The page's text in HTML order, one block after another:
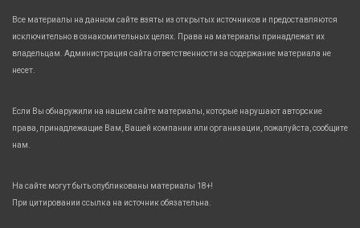
Все материалы на данном сайте взяты из открытых источников и предоставляются
исключительно в ознакомительных целях. Права на материалы принадлежат их
владельцам. Администрация сайта ответственности за содержание материала не
несет.
Если Вы обнаружили на нашем сайте материалы, которые нарушают авторские
права, принадлежащие Вам, Вашей компании или организации, пожалуйста, сообщите
нам.
На сайте могут быть опубликованы материалы 18+!
При цитировании ссылка на источник обязательна.